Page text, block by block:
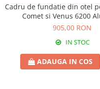
Cadru de fundatie din otel
Comet si Venus 6200
905,00 RON
IN STOC
ADAUGA IN COS